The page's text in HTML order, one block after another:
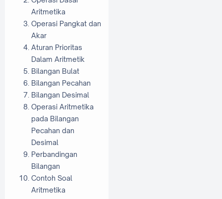
Aritmetika
Operasi Pangkat dan
Akar
Aturan Prioritas
Dalam Aritmetik
Bilangan Bulat
Bilangan Pecahan
Bilangan Desimal
Operasi Aritmetika
pada Bilangan
Pecahan dan
Desimal
Perbandingan
Bilangan
Contoh Soal
Aritmetika